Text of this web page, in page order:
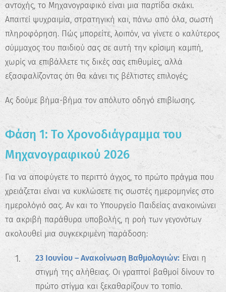
αντοχής, το Μηχανογραφικό είναι μια παρτίδα σκάκι.
Απαιτεί ψυχραιμία, στρατηγική και, πάνω από όλα, σωστή
πληροφόρηση. Πώς μπορείτε, λοιπόν, να γίνετε ο καλύτερος
σύμμαχος του παιδιού σας σε αυτή την κρίσιμη καμπή,
χωρίς να επιβάλλετε τις δικές σας επιθυμίες, αλλά
εξασφαλίζοντας ότι θα κάνει τις βέλτιστες επιλογές;
Ας δούμε βήμα-βήμα τον απόλυτο οδηγό επιβίωσης.
Φάση 1: Το Χρονοδιάγραμμα του
Μηχανογραφικού 2026
Για να αποφύγετε το περιττό άγχος, το πρώτο πράγμα που
χρειάζεται είναι να κυκλώσετε τις σωστές ημερομηνίες στο
ημερολόγιό σας. Αν και το Υπουργείο Παιδείας ανακοινώνει
τα ακριβή παράθυρα υποβολής, η ροή των γεγονότων
ακολουθεί μια συγκεκριμένη παράδοση:
23 Ιουνίου – Ανακοίνωση Βαθμολογιών: Είναι η
στιγμή της αλήθειας. Οι γραπτοί βαθμοί δίνουν το
πρώτο στίγμα και ξεκαθαρίζουν το τοπίο.